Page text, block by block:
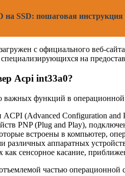
на SSD: пошаговая
с официального веб-
на
Acpi int33a0?
важных функций в
(Advanced Configuration and
PNP (Plug and Play),
встроены в компьютер,
аппаратных
сенсорное касание,
частью